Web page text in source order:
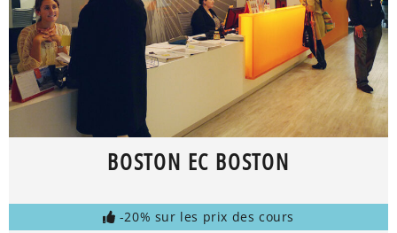
BOSTON EC BOSTON
-20% sur les prix des cours